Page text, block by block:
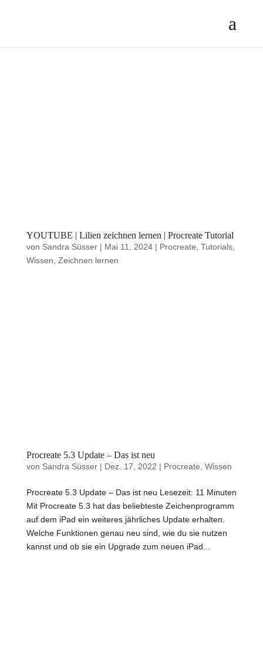
YOUTUBE | Lilien zeichnen lernen | Procreate Tutorial
von Sandra Süsser| Mai 11, 2024| Procreate Tutorials,
Wissen Zeichnen lernen
Procreate 5.3 Update – Das ist neu
von Sandra Süsser| Dez. 17, 2022 | Procreate Wissen
Procreate 5.3 Update – Das ist neu Lesezeit: 11 Minuten
Mit Procreate 5.3 hat das beliebteste Zeichenprogramm
auf dem iPad ein weiteres jährliches Update erhalten.
Welche Funktionen genau neu sind, wie du sie nutzen
kannst und ob sie ein Upgrade zum neuen iPad...